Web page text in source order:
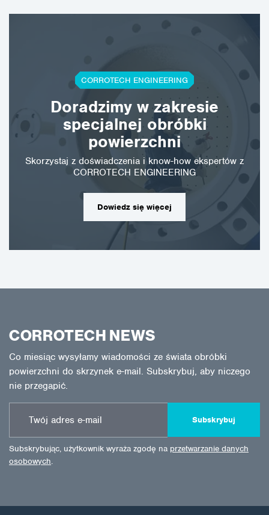
CORROTECH ENGINEERING
Doradzimy w zakresie
specjalnej obróbki
powierzchni
Skorzystaj z doświadczenia i know-how ekspertów z
CORROTECH ENGINEERING
Dowiedz się więcej
CORROTECH NEWS
Co miesiąc wysyłamy wiadomości ze świata obróbki
powierzchni do skrzynek e-mail. Subskrybuj, aby niczego
nie przegapić.
Subskrybuj
Subskrybując, użytkownik wyraża zgodę na przetwarzanie danych
osobowych.